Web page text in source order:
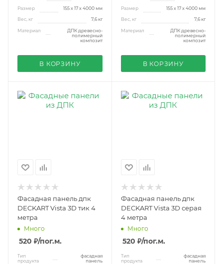
Размер 155 х 17 х 4000 мм
Вес, кг 7,6 кг
Материал
ДПК древесно-
полимерный
композит
В КОРЗИНУ
Размер 155 х 17 х 4000 мм
Вес, кг 7,6 кг
Материал
ДПК древесно-
полимерный
композит
В КОРЗИНУ
Фасадная панель дпк
DECKART Vista 3D тик 4
метра
Много
520 ₽/пог.м.
Тип
продукта
фасадная
панель
Фасадная панель дпк
DECKART Vista 3D серая
4 метра
Много
520 ₽/пог.м.
Тип
продукта
фасадная
панель